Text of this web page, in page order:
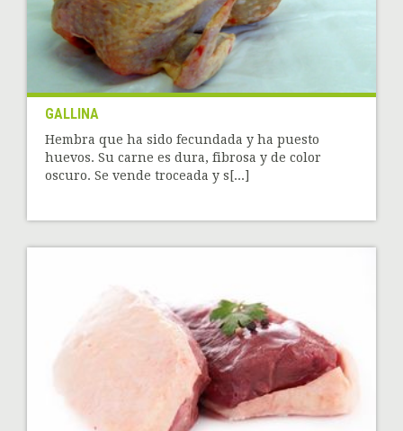
GALLINA
Hembra que ha sido fecundada y ha puesto
huevos. Su carne es dura, fibrosa y de color
oscuro. Se vende troceada y s[...]